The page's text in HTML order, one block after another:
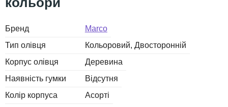
Бренд
Marco
Тип олівця
Кольоровий Двосторонній
Корпус олівця
Деревина
Наявність гумки
Відсутня
Колір корпуса
Асорті